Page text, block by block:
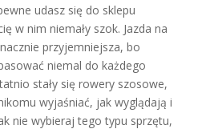
udasz się do sklepu
w nim niemały szok. Jazda na
przyjemniejsza, bo
niemal do każdego
stały się rowery szosowe,
wyjaśniać, jak wyglądają i
nie wybieraj tego typu sprzętu,